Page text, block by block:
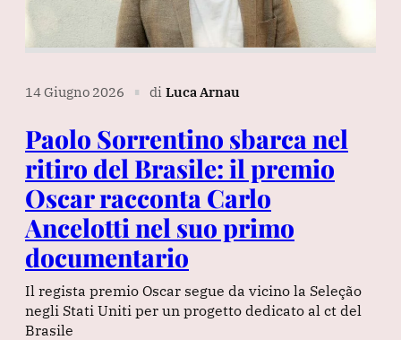
14 Giugno 2026 ∎ di Luca Arnau
Paolo Sorrentino sbarca nel
ritiro del Brasile: il premio
Oscar racconta Carlo
Ancelotti nel suo primo
documentario
Il regista premio Oscar segue da vicino la Seleção
negli Stati Uniti per un progetto dedicato al ct del
Brasile